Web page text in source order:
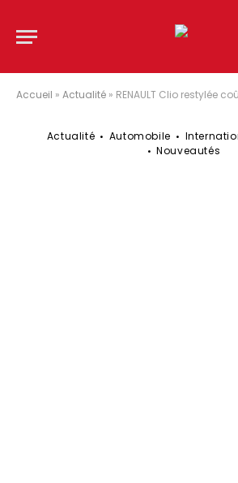
Accueil » Actualité » RENAULT Clio restylée coûte
Actualité Automobile
Nouveautés